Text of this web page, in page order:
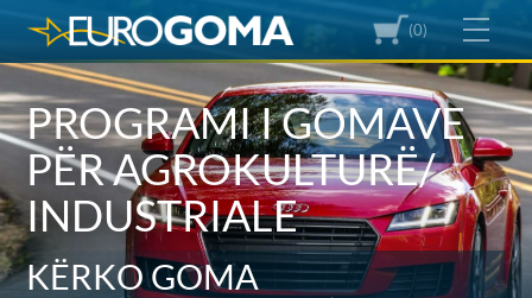
(0)
PROGRAMI I GOMAVE
PËR AGROKULTURË/
INDUSTRIALE
KËRKO GOMA